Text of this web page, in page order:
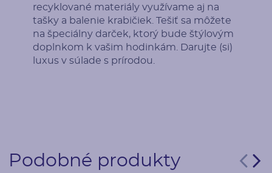
recyklované materiály využívame aj na
tašky a balenie krabičiek. Tešiť sa môžete
na špeciálny darček, ktorý bude štýlovým
doplnkom k vašim hodinkám. Darujte (si)
luxus v súlade s prírodou.
Podobné produkty